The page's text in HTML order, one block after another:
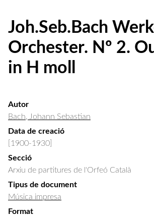
Joh.Seb.Bach
Orchester. Nº 2.
in H moll
Autor
Bach, Johann Sebastian
Data de creació
[1900-1930]
Secció
Arxiu de partitures de l'Orfeó Català
Tipus de document
Música impresa
Format